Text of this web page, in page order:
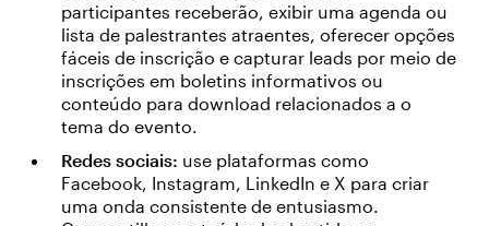
participantes receberão, exibir uma agenda ou
lista de palestrantes atraentes, oferecer opções
fáceis de inscrição e capturar leads por meio de
inscrições em boletins informativos ou
conteúdo para download relacionados a o
tema do evento.
Redes sociais: use plataformas como
Facebook, Instagram, LinkedIn e X para criar
uma onda consistente de entusiasmo.